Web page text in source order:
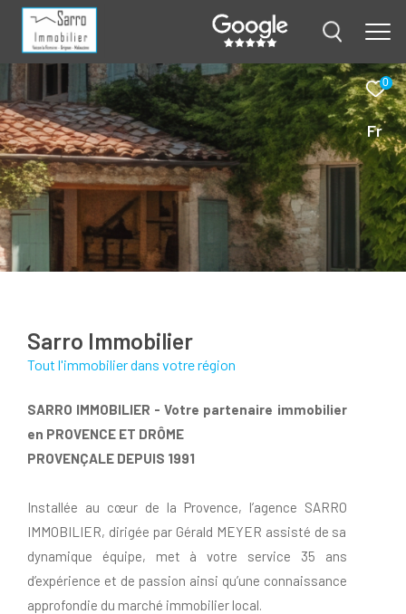
0
Fr
Sarro Immobilier
tout l'immobilier dans votre région
SARRO IMMOBILIER - Votre partenaire immobilier
en PROVENCE ET DRÔME
PROVENÇALE DEPUIS 1991
Installée au cœur de la Provence, l’agence SARRO
IMMOBILIER, dirigée par Gérald MEYER assisté de sa
dynamique équipe, met à votre service 35 ans
d’expérience et de passion ainsi qu’une connaissance
approfondie du marché immobilier local.